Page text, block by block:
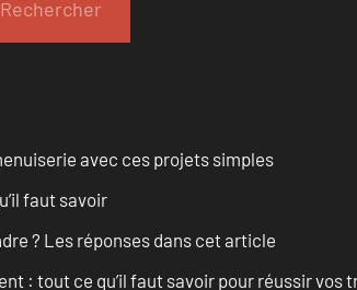
Rechercher
avec ces projets simples
faut savoir
? Les réponses dans cet article
: tout ce qu’il faut savoir pour réussir vos